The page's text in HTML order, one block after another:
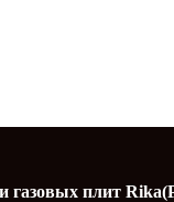
газовых плит